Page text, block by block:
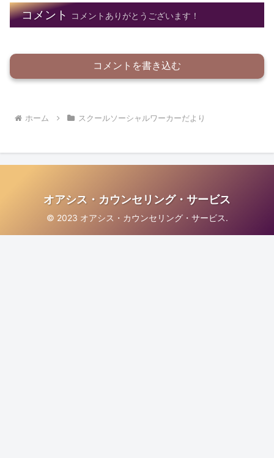
コメント コメントありがとうございます！
コメントを書き込む
ホーム スクールソーシャルワーカーだより
オアシス・カウンセリング・サービス
© 2023 オアシス・カウンセリング・サービス.